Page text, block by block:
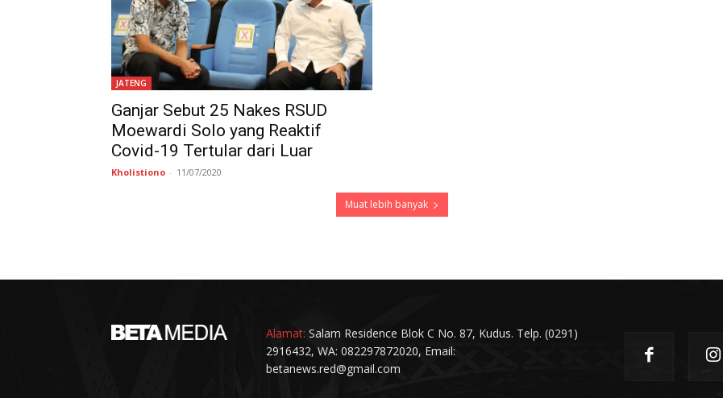
JATENG
Ganjar Sebut 25 Nakes RSUD
Moewardi Solo yang Reaktif
Covid-19 Tertular dari Luar
Kholistiono - 11/07/2020
Muat lebih banyak
Alamat: Salam Residence Blok C No. 87, Kudus. Telp. (0291)
2916432, WA: 082297872020, Email:
betanews.red@gmail.com